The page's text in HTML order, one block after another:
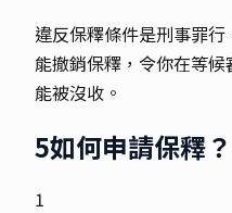
違反保釋條件是刑事罪
能撤銷保釋，令你在等
能被沒收。
5如何申請保釋？
1